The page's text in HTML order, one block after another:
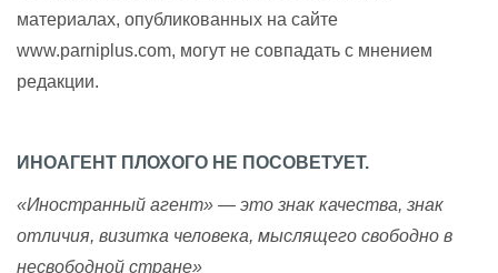
материалах, опубликованных на сайте
www.parniplus.com, могут не совпадать с мнением
редакции.
ИНОАГЕНТ ПЛОХОГО НЕ ПОСОВЕТУЕТ.
«Иностранный агент» — это знак качества, знак
отличия, визитка человека, мыслящего свободно в
несвободной стране»